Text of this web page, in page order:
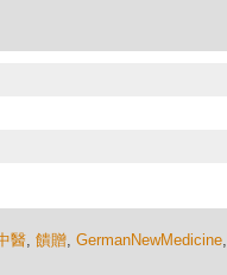
醫, 饋贈, GermanNewMedicine,